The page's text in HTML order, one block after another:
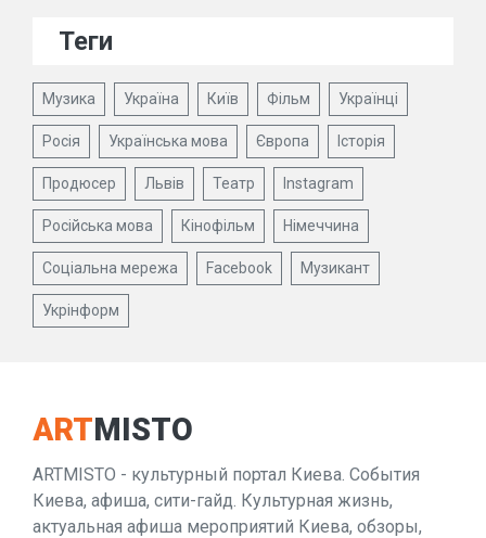
Теги
Музика Україна Київ Фільм Українці
Росія Українська мова Європа Історія
Продюсер Львів Театр Instagram
Російська мова Кінофільм Німеччина
Соціальна мережа Facebook Музикант
Укрінформ
ARTMISTO
ARTMISTO - культурный портал Киева. События
Киева, афиша, сити-гайд. Культурная жизнь,
актуальная афиша мероприятий Киева, обзоры,